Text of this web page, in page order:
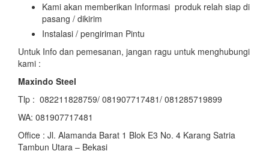
Kami akan memberikan Informasi produk relah siap di
pasang / dikirim
Instalasi / pengiriman Pintu
Untuk Info dan pemesanan, jangan ragu untuk menghubungi
kami :
Maxindo Steel
Tlp : 082211828759/ 081907717481/ 081285719899
WA: 081907717481
Office : Jl. Alamanda Barat 1 Blok E3 No. 4 Karang Satria
Tambun Utara – Bekasi